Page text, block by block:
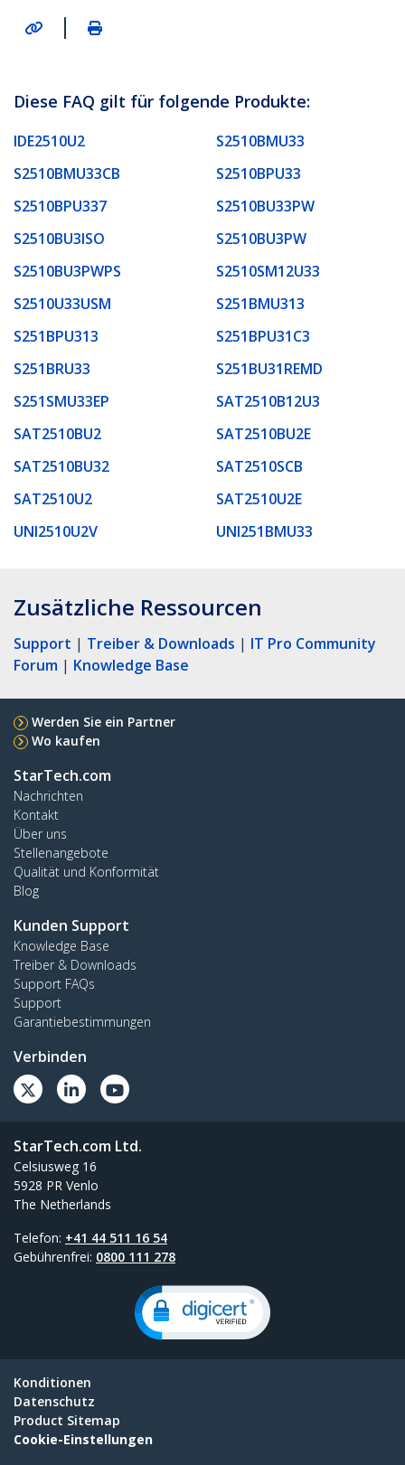
|
Diese FAQ gilt für folgende Produkte:
IDE2510U2
S2510BMU33
S2510BMU33CB
S2510BPU33
S2510BPU337
S2510BU33PW
S2510BU3ISO
S2510BU3PW
S2510BU3PWPS
S2510SM12U33
S2510U33USM
S251BMU313
S251BPU313
S251BPU31C3
S251BRU33
S251BU31REMD
S251SMU33EP
SAT2510B12U3
SAT2510BU2
SAT2510BU2E
SAT2510BU32
SAT2510SCB
SAT2510U2
SAT2510U2E
UNI2510U2V
UNI251BMU33
Zusätzliche Ressourcen
Support | Treiber & Downloads | IT Pro Community
Forum | Knowledge Base
Werden Sie ein Partner
Wo kaufen
StarTech.com
Nachrichten
Kontakt
Über uns
Stellenangebote
Qualität und Konformität
Blog
Kunden Support
Knowledge Base
Treiber & Downloads
Support FAQs
Support
Garantiebestimmungen
Verbinden
StarTech.com Ltd.
Celsiusweg 16
5928 PR Venlo
The Netherlands
Telefon: +41 44 511 16 54
Gebührenfrei: 0800 111 278
Konditionen
Datenschutz
Product Sitemap
Cookie-Einstellungen